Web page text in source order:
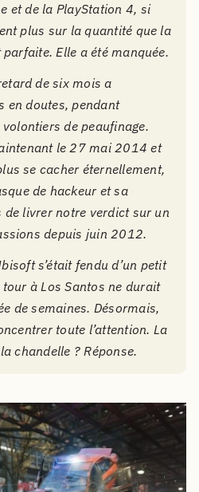
et de la PlayStation 4, si
plus sur la quantité que la
Elle a été manquée.
de six mois a
en doutes, pendant
de peaufinage.
le 27 mai 2014 et
se cacher éternellement,
de hackeur et sa
livrer notre verdict sur un
depuis juin 2012.
s’était fendu d’un petit
tour àLos Santos ne durait
de semaines. Désormais,
toute l’attention. La
chandelle ? Réponse.